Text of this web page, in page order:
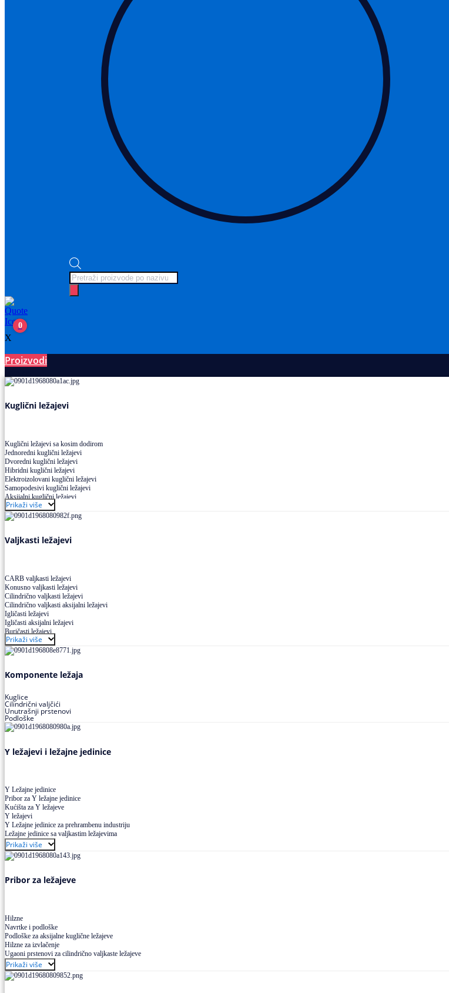
Products
search
0
X
Proizvodi
Kuglični ležajevi
Kuglični ležajevi sa kosim dodirom
Jednoredni kuglični ležajevi
Dvoredni kuglični ležajevi
Hibridni kuglični ležajevi
Elektroizolovani kuglični ležajevi
Samopodesivi kuglični ležajevi
Aksijalni kuglični ležajevi
Kuglični ležajevi od nerđajućeg čelika
Prikaži više
Valjkasti ležajevi
CARB valjkasti ležajevi
Konusno valjkasti ležajevi
Cilindrično valjkasti ležajevi
Cilindrično valjkasti aksijalni ležajevi
Igličasti ležajevi
Igličasti aksijalni ležajevi
Buričasti ležajevi
Buričasti zaptiveni ležajevi
Buričasti aksijalni ležajevi
Prikaži više
Komponente ležaja
Kuglice
Cilindrični valjčići
Unutrašnji prstenovi
Podloške
Y ležajevi i ležajne jedinice
Y Ležajne jedinice
Pribor za Y ležajne jedinice
Kućišta za Y ležajeve
Y ležajevi
Y Ležajne jedinice za prehrambenu industriju
Ležajne jedinice sa valjkastim ležajevima
Prikaži više
Pribor za ležajeve
Hilzne
Navrtke i podloške
Podloške za aksijalne kuglične ležajeve
Hilzne za izvlačenje
Ugaoni prstenovi za cilindrično valjkaste ležajeve
Prikaži više